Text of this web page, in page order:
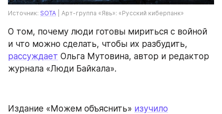
Источник: SOTA | Арт-группа «Явь»: «Русский киберпанк»
О том, почему люди готовы мириться с войной
рассуждает Ольга Мутовина, автор и редактор
журнала «Люди Байкала».
Издание «Можем объяснить» изучило